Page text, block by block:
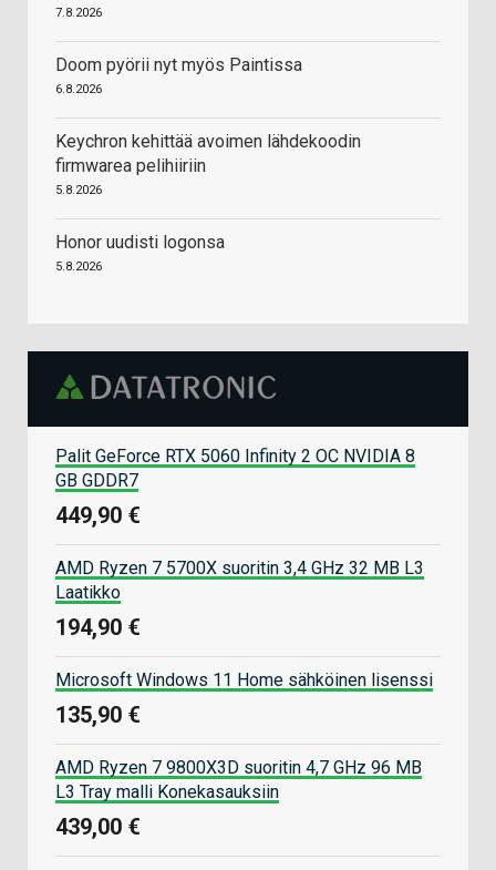
7.8.2026
Doom pyörii nyt myös Paintissa
6.8.2026
Keychron kehittää avoimen lähdekoodin
firmwarea pelihiiriin
5.8.2026
Honor uudisti logonsa
5.8.2026
Palit GeForce RTX 5060 Infinity 2 OC NVIDIA 8
GB GDDR7
449,90 €
AMD Ryzen 7 5700X suoritin 3,4 GHz 32 MB L3
Laatikko
194,90 €
Microsoft Windows 11 Home sähköinen lisenssi
135,90 €
AMD Ryzen 7 9800X3D suoritin 4,7 GHz 96 MB
L3 Tray malli Konekasauksiin
439,00 €